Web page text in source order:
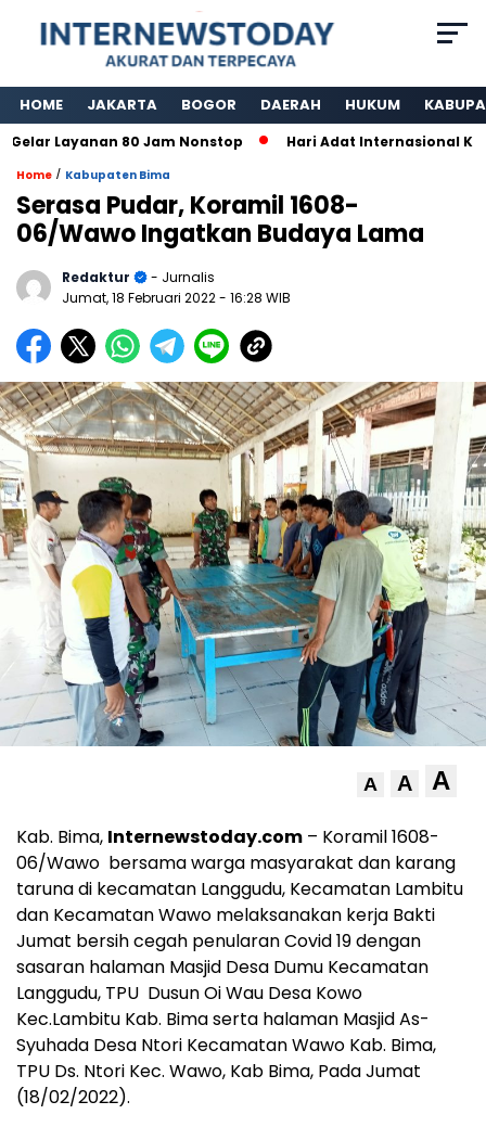
HOME JAKARTA BOGOR DAERAH HUKUM
Layanan 80 Jam Nonstop Hari Adat Internasional Ke 39
Home / Kabupaten Bima
Serasa Pudar, Koramil 1608-
06/Wawo Ingatkan Budaya Lama
Redaktur
- Jurnalis
Jumat, 18 Februari 2022- 16:28 WIB
A A A
Kab. Bima, Internewstoday.com – Koramil 1608-
06/Wawo bersama warga masyarakat dan karang
taruna di kecamatan Langgudu, Kecamatan Lambitu
dan Kecamatan Wawo melaksanakan kerja Bakti
Jumat bersih cegah penularan Covid 19 dengan
sasaran halaman Masjid Desa Dumu Kecamatan
Langgudu, TPU Dusun Oi Wau Desa Kowo
Kec.Lambitu Kab. Bima serta halaman Masjid As-
Syuhada Desa Ntori Kecamatan Wawo Kab. Bima,
TPU Ds. Ntori Kec. Wawo, Kab Bima, Pada Jumat
(18/02/2022).